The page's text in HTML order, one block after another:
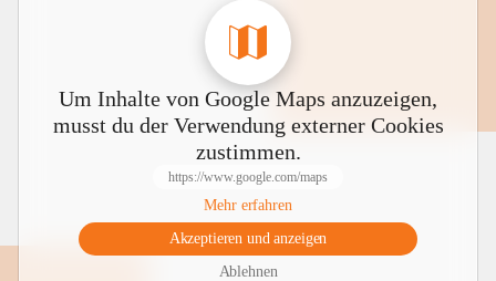
Um Inhalte von Google Maps anzuzeigen,
musst du der Verwendung externer Cookies
zustimmen.
https://www.google.com/maps
Mehr erfahren
Akzeptieren und anzeigen
Ablehnen